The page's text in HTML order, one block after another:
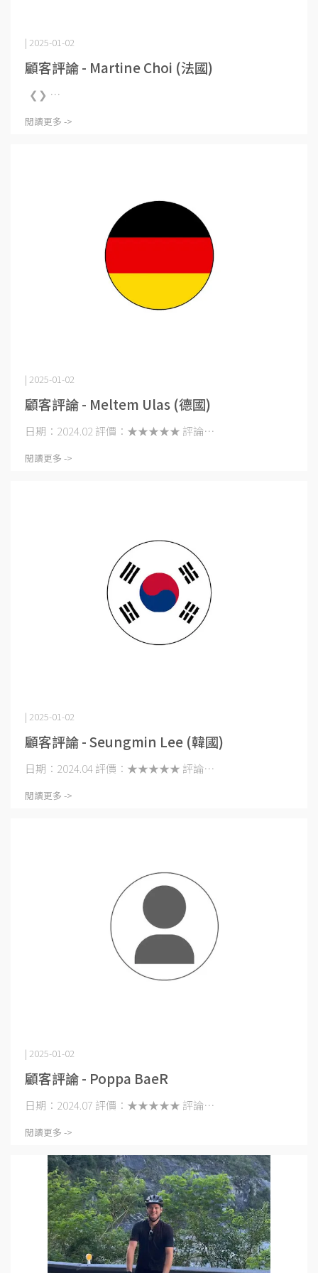
顧客評論 - Martine Choi (法國)
| 2025-01-02
❮❯ ⋯
閱讀更多 ->
顧客評論 - Meltem Ulas (德國)
| 2025-01-02
日期：2024.02 評價：★★★★★ 評論⋯
閱讀更多 ->
顧客評論 - Seungmin Lee (韓國)
| 2025-01-02
日期：2024.04 評價：★★★★★ 評論⋯
閱讀更多 ->
顧客評論 - Poppa BaeR
| 2025-01-02
日期：2024.07 評價：★★★★★ 評論⋯
閱讀更多 ->